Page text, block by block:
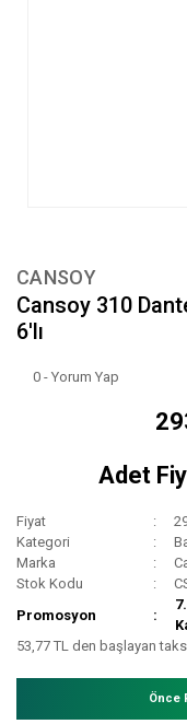
CANSOY
Cansoy 310
6'lı
0 - Yorum Yap
Adet
Fiyat
Kategori
Marka
Stok Kodu
Promosyon
53,77 TL den başlayan
Önce